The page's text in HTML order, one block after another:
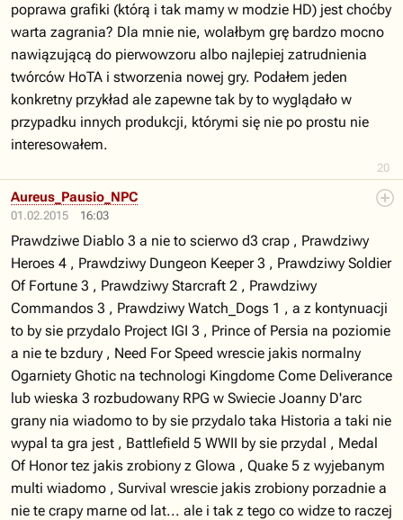
20
poprawa grafiki (którą i tak mamy w modzie HD) jest choćby
warta zagrania? Dla mnie nie, wolałbym grę bardzo mocno
nawiązującą do pierwowzoru albo najlepiej zatrudnienia
twórców HoTA i stworzenia nowej gry. Podałem jeden
konkretny przykład ale zapewne tak by to wyglądało w
przypadku innych produkcji, którymi się nie po prostu nie
interesowałem.
01.02.2015 16:03
Aureus_Pausio_NPC
Prawdziwe Diablo 3 a nie to scierwo d3 crap , Prawdziwy
Heroes 4 , Prawdziwy Dungeon Keeper 3 , Prawdziwy Soldier
Of Fortune 3 , Prawdziwy Starcraft 2 , Prawdziwy
Commandos 3 , Prawdziwy Watch_Dogs 1 , a z kontynuacji
to by sie przydalo Project IGI 3 , Prince of Persia na poziomie
a nie te bzdury , Need For Speed wrescie jakis normalny
Ogarniety Ghotic na technologi Kingdome Come Deliverance
lub wieska 3 rozbudowany RPG w Swiecie Joanny D'arc
grany nia wiadomo to by sie przydalo taka Historia a taki nie
wypal ta gra jest , Battlefield 5 WWII by sie przydal , Medal
Of Honor tez jakis zrobiony z Glowa , Quake 5 z wyjebanym
multi wiadomo , Survival wrescie jakis zrobiony porzadnie a
nie te crapy marne od lat... ale i tak z tego co widze to raczej